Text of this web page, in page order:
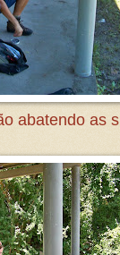
abatendo as